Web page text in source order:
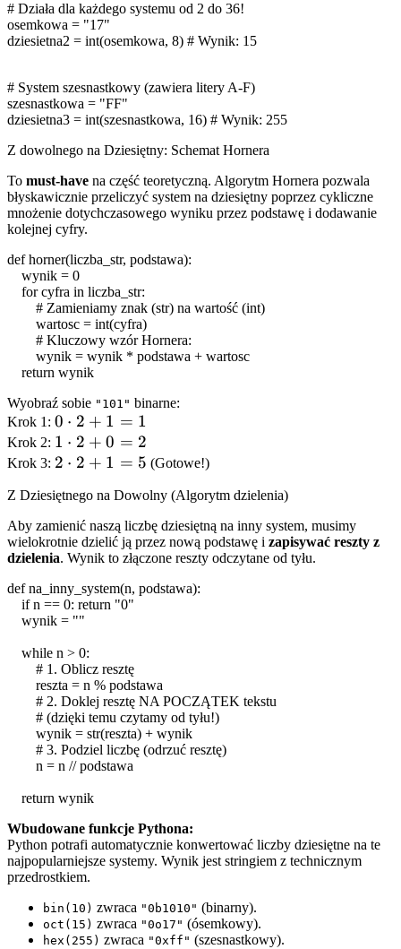
# Działa dla każdego systemu od 2 do 36!
osemkowa = "17"
dziesietna2 = int(osemkowa, 8) # Wynik: 15
# System szesnastkowy (zawiera litery A-F)
szesnastkowa = "FF"
dziesietna3 = int(szesnastkowa, 16) # Wynik: 255
Z dowolnego na Dziesiętny: Schemat Hornera
To must-have na część teoretyczną. Algorytm Hornera pozwala
błyskawicznie przeliczyć system na dziesiętny poprzez cykliczne
mnożenie dotychczasowego wyniku przez podstawę i dodawanie
kolejnej cyfry.
def horner(liczba_str, podstawa):
wynik = 0
for cyfra in liczba_str:
# Zamieniamy znak (str) na wartość (int)
wartosc = int(cyfra)
# Kluczowy wzór Hornera:
wynik = wynik * podstawa + wartosc
return wynik
Wyobraź sobie "101" binarne:
Krok 1: 0
\cdot
2 + 1
0 ⋅ 2 + 1 = 1
Krok 2: 1
\cdot
= 2
1 ⋅ 2 + 0 = 2
Krok 3: 2
2 + 1
= 5
2 ⋅ 2 + 1 = 5 (Gotowe!)
Z Dziesiętnego na Dowolny (Algorytm dzielenia)
Aby zamienić naszą liczbę dziesiętną na inny system, musimy
wielokrotnie dzielić ją przez nową podstawę i zapisywać reszty z
dzielenia. Wynik to złączone reszty odczytane od tyłu.
def na_inny_system(n, podstawa):
if n == 0: return "0"
wynik = ""
while n > 0:
# 1. Oblicz resztę
reszta = n % podstawa
# 2. Doklej resztę NA POCZĄTEK tekstu
# (dzięki temu czytamy od tyłu!)
wynik = str(reszta) + wynik
# 3. Podziel liczbę (odrzuć resztę)
n = n //podstawa
return wynik
Wbudowane funkcje Pythona:
Python potrafi automatycznie konwertować liczby dziesiętne na te
najpopularniejsze systemy. Wynik jest stringiem z technicznym
przedrostkiem.
bin(10) zwraca "0b1010" (binarny).
oct(15) zwraca "0o17" (ósemkowy).
hex(255) zwraca "0xff" (szesnastkowy).